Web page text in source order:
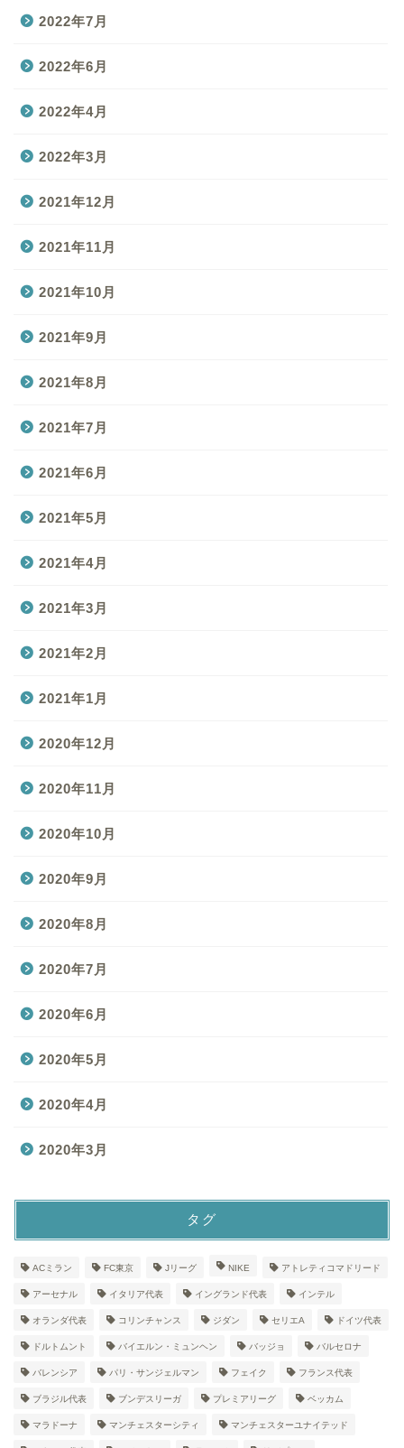
2022年7月
2022年6月
2022年4月
2022年3月
2021年12月
2021年11月
2021年10月
2021年9月
2021年8月
2021年7月
2021年6月
2021年5月
2021年4月
2021年3月
2021年2月
2021年1月
2020年12月
2020年11月
2020年10月
2020年9月
2020年8月
2020年7月
2020年6月
2020年5月
2020年4月
2020年3月
タグ
ACミラン FC東京 Jリーグ NIKE アトレティコマドリード
アーセナル イタリア代表 イングランド代表 インテル
オランダ代表 コリンチャンス ジダン セリエA ドイツ代表
ドルトムント バイエルン・ミュンヘン バッジョ バルセロナ
バレンシア パリ・サンジェルマン フェイク フランス代表
ブラジル代表 ブンデスリーガ プレミアリーグ ベッカム
マラドーナ マンチェスターシティ マンチェスターユナイテッド